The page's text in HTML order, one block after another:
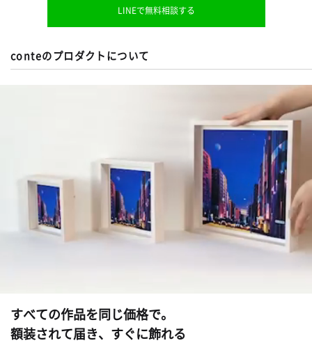
LINEで無料相談する
conteのプロダクトについて
すべての作品を同じ価格で。
額装されて届き、すぐに飾れる